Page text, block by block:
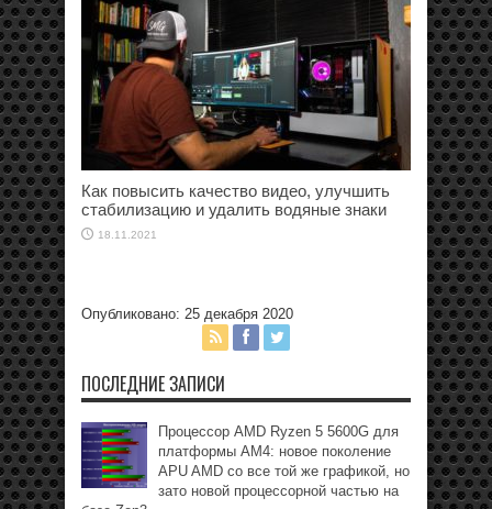
Как повысить качество видео, улучшить
стабилизацию и удалить водяные знаки
18.11.2021
Опубликовано: 25 декабря 2020
ПОСЛЕДНИЕ ЗАПИСИ
Процессор AMD Ryzen 5 5600G для
платформы АМ4: новое поколение
APU AMD со все той же графикой, но
зато новой процессорной частью на